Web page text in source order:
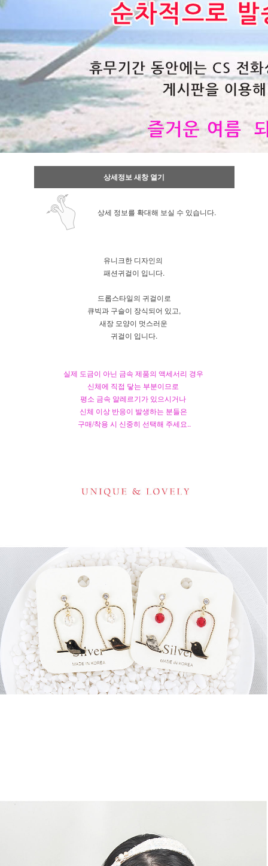
이코 라이프 하
상세정보 새창 열기
상세 정보를 확대해 보실 수 있습니다.
유니크한 디자인의
패션귀걸이 입니다.
드롭스타일의 귀걸이로
큐빅과 구슬이 장식되어 있고,
새장 모양이 멋스러운
귀걸이 입니다.
실제 도금이 아닌 금속 제품의 액세서리 경우
신체에 직접 닿는 부분이므로
평소 금속 알레르기가 있으시거나
신체 이상 반응이 발생하는 분들은
구매/착용 시 신중히 선택해 주세요..